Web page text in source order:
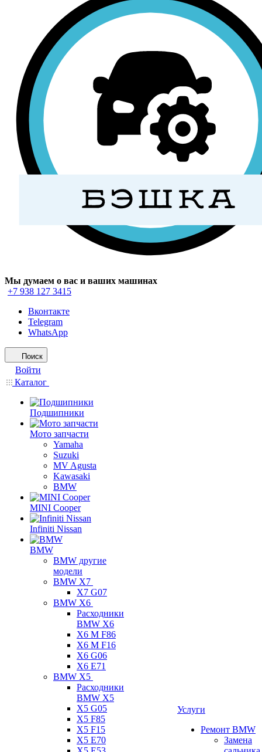
Мы думаем о вас и ваших машинах
+7 938 127 3415
Вконтакте
Telegram
WhatsApp
Поиск
Войти
Каталог
Подшипники
Мото запчасти
Yamaha
Suzuki
MV Agusta
Kawasaki
BMW
MINI Cooper
Infiniti Nissan
BMW
BMW другие
модели
BMW X7
X7 G07
BMW X6
Расходники
BMW X6
X6 M F86
X6 M F16
X6 G06
X6 E71
BMW X5
Расходники
BMW X5
X5 G05
X5 F85
X5 F15
X5 E70
Услуги
Ремонт BMW
Замена